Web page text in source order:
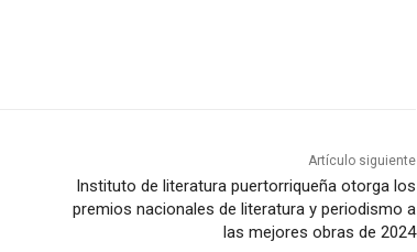
Artículo siguiente
Instituto de literatura puertorriqueña otorga los
premios nacionales de literatura y periodismo a
las mejores obras de 2024